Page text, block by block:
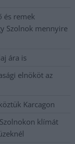
és remek
Szolnok mennyire
ára is
elnököt az
Karcagon
klímát